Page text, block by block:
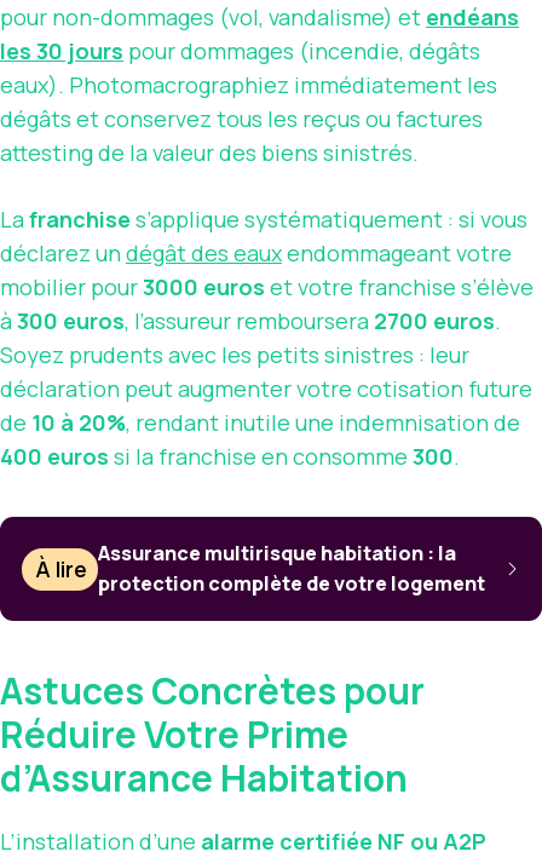
pour non-dommages (vol, vandalisme) et endéans
les 30 jours pour dommages (incendie, dégâts
eaux). Photomacrographiez immédiatement les
dégâts et conservez tous les reçus ou factures
attesting de la valeur des biens sinistrés.
Lafranchise s’applique systématiquement : si vous
déclarez undégât des eauxendommageant votre
mobilier pour3000 euros et votre franchise s’élève
à300 euros, l’assureur remboursera 2700 euros.
Soyez prudents avec les petits sinistres : leur
déclaration peut augmenter votre cotisation future
de 10 à 20%, rendant inutile une indemnisation de
400 euros si la franchise en consomme 300.
À lire
Assurance multirisque habitation : la
protection complète de votre logement
Astuces Concrètes pour
Réduire Votre Prime
d’Assurance Habitation
L’installation d’une alarme certifiée NF ou A2P